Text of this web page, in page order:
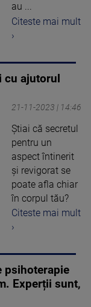
au ...
Citeste mai mult
›
ajutorul
21-11-2023 | 14:46
Știai că secretul
pentru un
aspect întinerit
și revigorat se
poate afla chiar
în corpul tău?
Citeste mai mult
›
psihoterapie
Experții sunt,